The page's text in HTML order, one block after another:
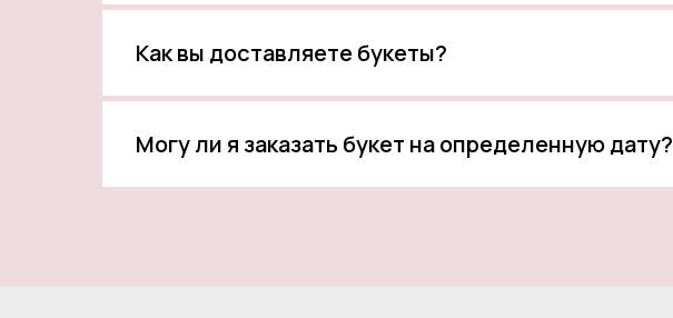
Как вы доставляете букеты?
Могу ли я заказать букет на определенную дату?